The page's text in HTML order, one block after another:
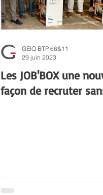
Les JOB'BOX une
façon de recruter
GEIQ BTP 66&11
29 juin 2023